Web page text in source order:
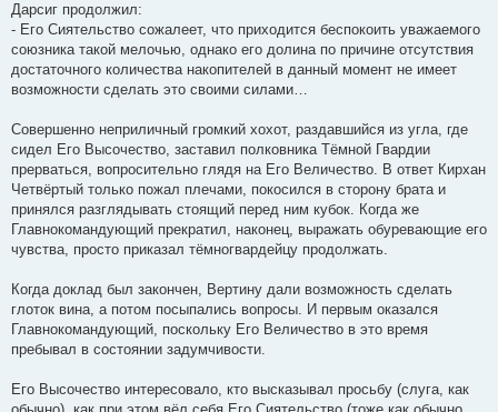
Дарсиг продолжил:
- Его Сиятельство сожалеет, что приходится беспокоить уважаемого
союзника такой мелочью, однако его долина по причине отсутствия
достаточного количества накопителей в данный момент не имеет
возможности сделать это своими силами…
Совершенно неприличный громкий хохот, раздавшийся из угла, где
сидел Его Высочество, заставил полковника Тёмной Гвардии
прерваться, вопросительно глядя на Его Величество. В ответ Кирхан
Четвёртый только пожал плечами, покосился в сторону брата и
принялся разглядывать стоящий перед ним кубок. Когда же
Главнокомандующий прекратил, наконец, выражать обуревающие его
чувства, просто приказал тёмногвардейцу продолжать.
Когда доклад был закончен, Вертину дали возможность сделать
глоток вина, а потом посыпались вопросы. И первым оказался
Главнокомандующий, поскольку Его Величество в это время
пребывал в состоянии задумчивости.
Его Высочество интересовало, кто высказывал просьбу (слуга, как